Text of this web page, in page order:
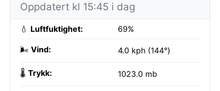
Oppdatert kl 15:45 i dag
💧 Luftfuktighet: 69%
🌬️ Vind: 4.0 kph (144°)
🌡️ Trykk: 1023.0 mb